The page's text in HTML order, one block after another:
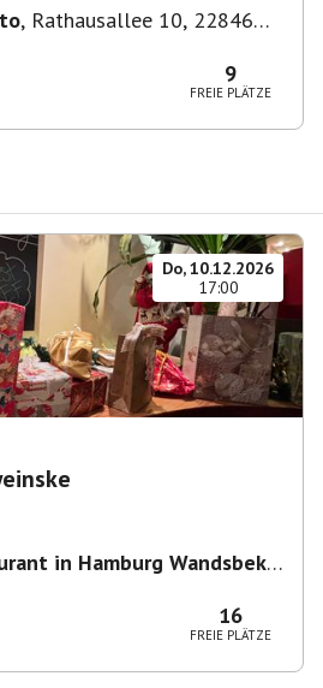
, Rathausallee 10, 22846
9
FREIE PLÄTZE
Do, 10.12.2026
17:00
in Hamburg Wandsbek -
16
FREIE PLÄTZE